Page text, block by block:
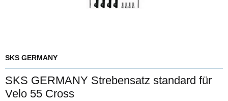
SKS GERMANY
SKS GERMANY Strebensatz standard für
Velo 55 Cross